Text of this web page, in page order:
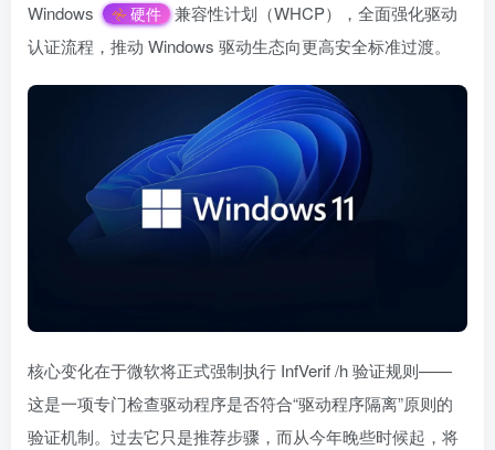
Windows
硬件
兼容性计划（WHCP），全面强化驱动
认证流程，推动 Windows 驱动生态向更高安全标准过渡。
核心变化在于微软将正式强制执行 InfVerif /h 验证规则——
这是一项专门检查驱动程序是否符合“驱动程序隔离”原则的
验证机制。过去它只是推荐步骤，而从今年晚些时候起，将